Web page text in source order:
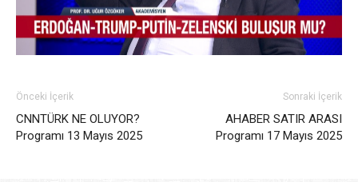
Önceki İçerik
CNNTÜRK NE OLUYOR?
Programı 13 Mayıs 2025
Sonraki İçerik
AHABER SATIR ARASI
Programı 17 Mayıs 2025